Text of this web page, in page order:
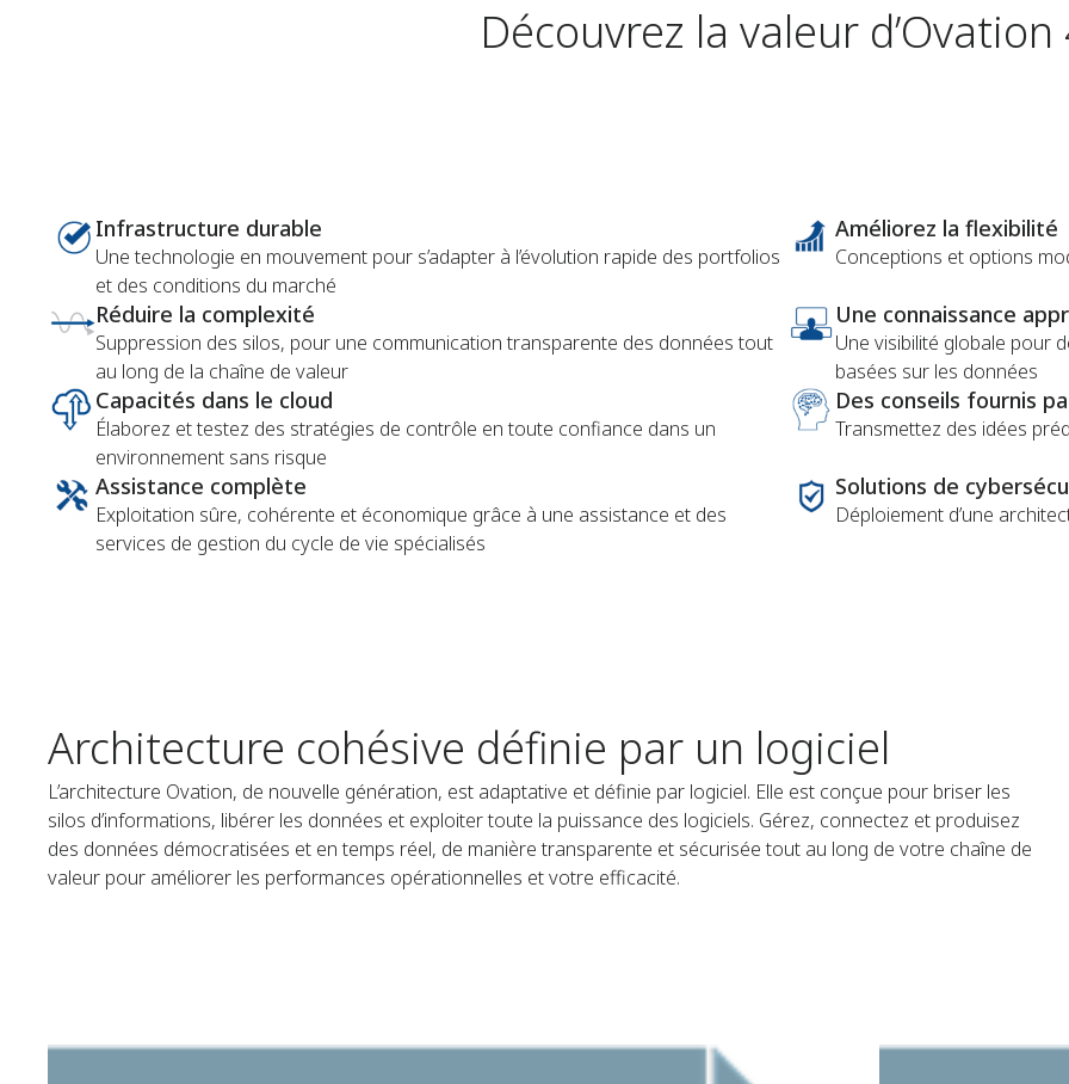
Découvrez la valeur d’Ovation
Infrastructure durable
Une technologie en mouvement pour s’adapter à l’évolution rapide des portfolios
et des conditions du marché
Améliorez la flexibilité
Conceptions et options
Réduire la complexité
Suppression des silos, pour une communication transparente des données tout
au long de la chaîne de valeur
Une connaissance
Une visibilité globale pour
basées sur les données
Capacités dans le cloud
Élaborez et testez des stratégies de contrôle en toute confiance dans un
environnement sans risque
Des conseils fournis
Transmettez des idées
Assistance complète
Exploitation sûre, cohérente et économique grâce à une assistance et des
services de gestion du cycle de vie spécialisés
Solutions de
Déploiement d’une
Architecture cohésive définie par un logiciel
L’architecture Ovation, de nouvelle génération, est adaptative et définie par logiciel. Elle est conçue pour briser les
silos d’informations, libérer les données et exploiter toute la puissance des logiciels. Gérez, connectez et produisez
des données démocratisées et en temps réel, de manière transparente et sécurisée tout au long de votre chaîne de
valeur pour améliorer les performances opérationnelles et votre efficacité.